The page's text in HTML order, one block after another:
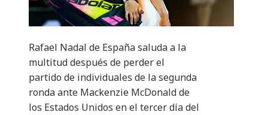
Rafael Nadal de España saluda a la
multitud después de perder el
partido de individuales de la segunda
ronda ante Mackenzie McDonald de
los Estados Unidos en el tercer día del